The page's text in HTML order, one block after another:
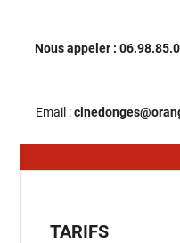
Nous appeler :
Email :
TARIFS